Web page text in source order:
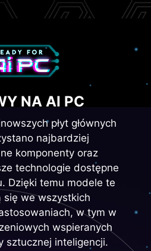
NA AI PC
płyt głównych
najbardziej
komponenty oraz
technologie dostępne
Dzięki temu modele te
się we wszystkich
w tym w
wspieranych
sztucznej inteligencji.